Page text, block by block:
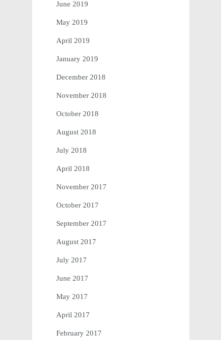
June 2019
May 2019
April 2019
January 2019
December 2018
November 2018
October 2018
August 2018
July 2018
April 2018
November 2017
October 2017
September 2017
August 2017
July 2017
June 2017
May 2017
April 2017
February 2017